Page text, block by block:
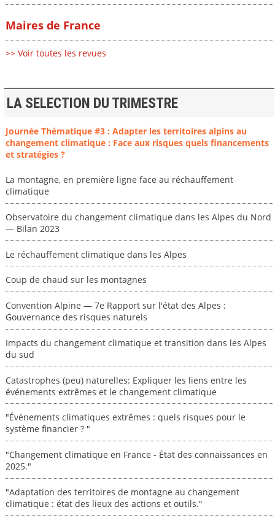
Maires de France
>> Voir toutes les revues
LA SELECTION DU TRIMESTRE
Journée Thématique #3 : Adapter les territoires alpins au
changement climatique : Face aux risques quels financements
et stratégies ?
La montagne, en première ligne face au réchauffement
climatique
Observatoire du changement climatique dans les Alpes du Nord
— Bilan 2023
Le réchauffement climatique dans les Alpes
Coup de chaud sur les montagnes
Convention Alpine — 7e Rapport sur l'état des Alpes :
Gouvernance des risques naturels
Impacts du changement climatique et transition dans les Alpes
du sud
Catastrophes (peu) naturelles: Expliquer les liens entre les
événements extrêmes et le changement climatique
"Événements climatiques extrêmes : quels risques pour le
système financier ? "
"Changement climatique en France - État des connaissances en
2025."
"Adaptation des territoires de montagne au changement
climatique : état des lieux des actions et outils."